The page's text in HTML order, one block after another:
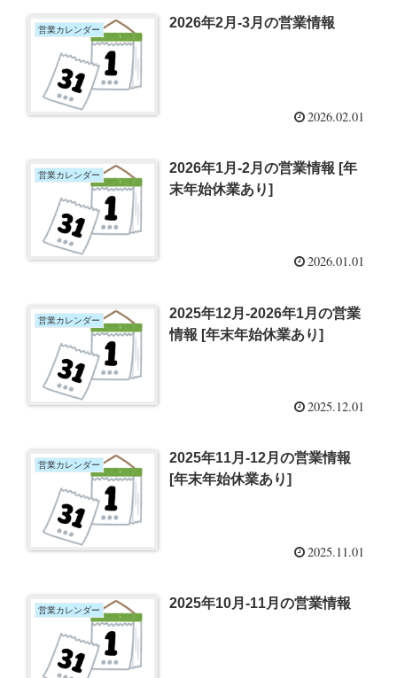
営業カレンダー 2026年2月-3月の営業情報
2026.02.01
営業カレンダー
2026年1月-2月の営業情報 [年
末年始休業あり]
2026.01.01
営業カレンダー
2025年12月-2026年1月の営業
情報 [年末年始休業あり]
2025.12.01
営業カレンダー
2025年11月-12月の営業情報
[年末年始休業あり]
2025.11.01
営業カレンダー 2025年10月-11月の営業情報